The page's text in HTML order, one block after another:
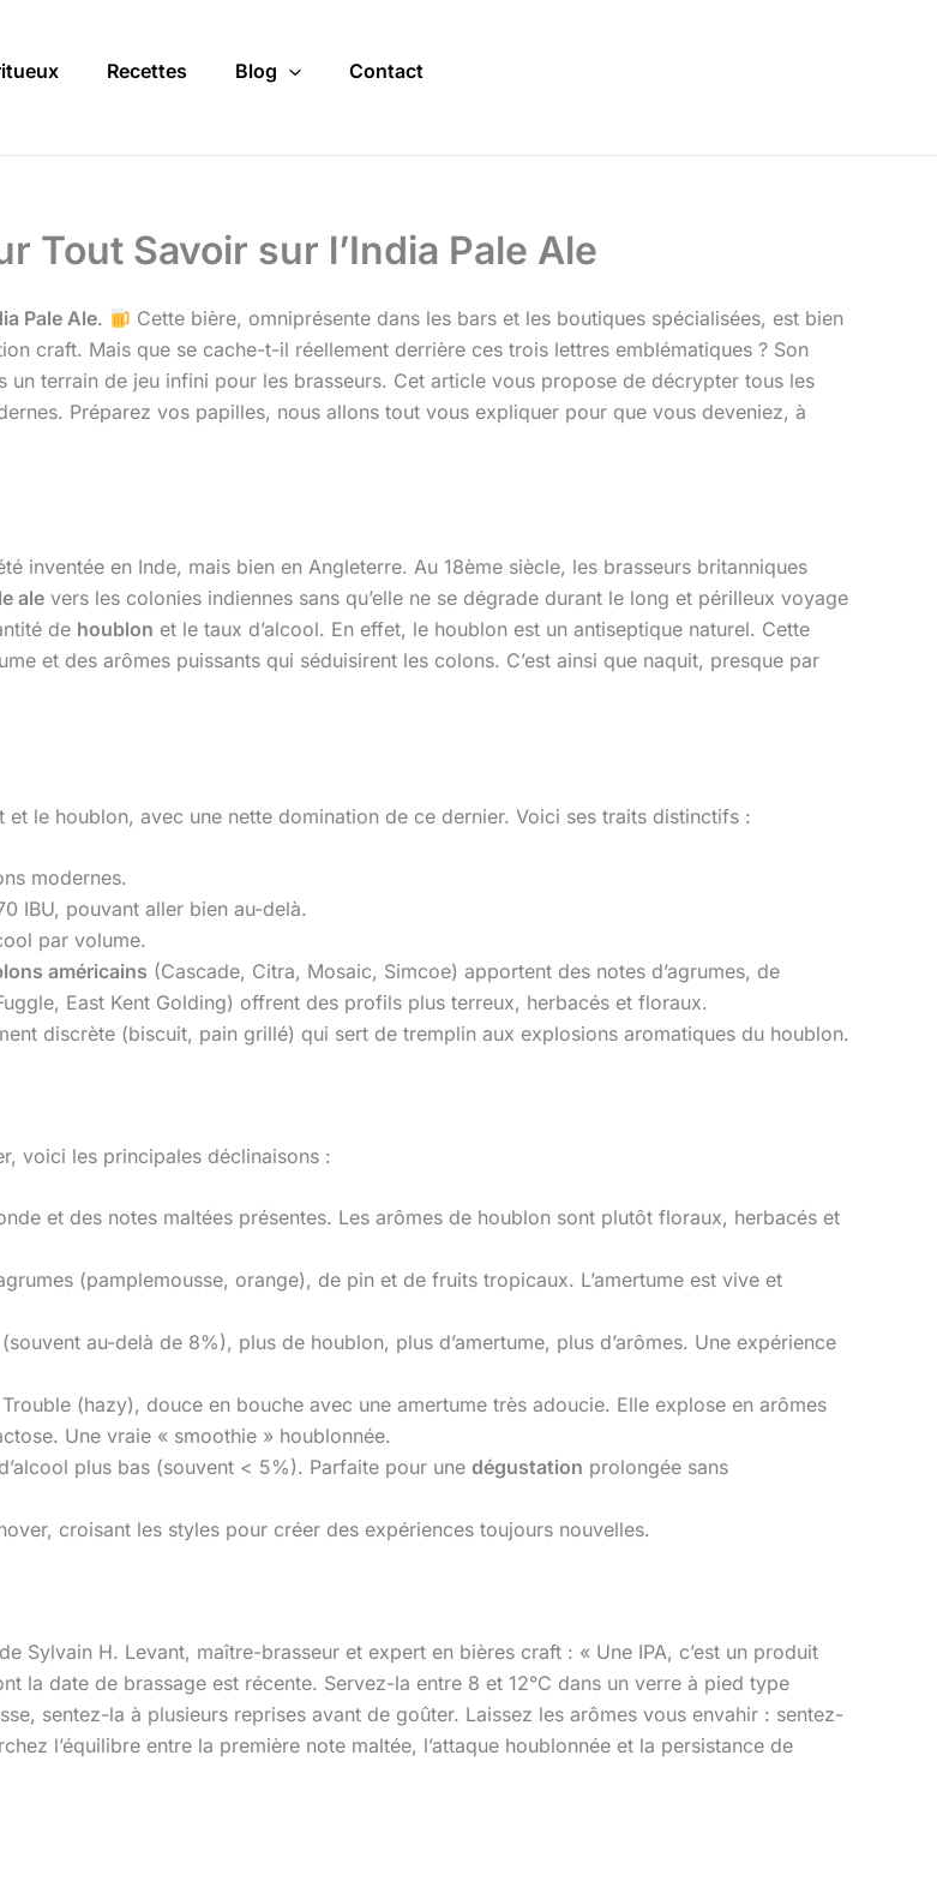
Recettes Blog Contact
Tout Savoir sur l’India Pale Ale
Pale Ale.
Cette bière, omniprésente dans les bars et les boutiques spécialisées, est bien
craft. Mais que se cache-t-il réellement derrière ces trois lettres emblématiques ? Son
terrain de jeu infini pour les brasseurs. Cet article vous propose de décrypter tous les
Préparez vos papilles, nous allons tout vous expliquer pour que vous deveniez, à
inventée en Inde, mais bien en Angleterre. Au 18ème siècle, les brasseurs britanniques
ale vers les colonies indiennes sans qu’elle ne se dégrade durant le long et périlleux voyage
de houblon et le taux d’alcool. En effet, le houblon est un antiseptique naturel. Cette
et des arômes puissants qui séduisirent les colons. C’est ainsi que naquit, presque par
le houblon, avec une nette domination de ce dernier. Voici ses traits distinctifs :
modernes.
IBU, pouvant aller bien au-delà.
par volume.
américains (Cascade, Citra, Mosaic, Simcoe) apportent des notes d’agrumes, de
East Kent Golding) offrent des profils plus terreux, herbacés et floraux.
discrète (biscuit, pain grillé) qui sert de tremplin aux explosions aromatiques du houblon.
voici les principales déclinaisons :
et des notes maltées présentes. Les arômes de houblon sont plutôt floraux, herbacés et
(pamplemousse, orange), de pin et de fruits tropicaux. L’amertume est vive et
au-delà de 8%), plus de houblon, plus d’amertume, plus d’arômes. Une expérience
(hazy), douce en bouche avec une amertume très adoucie. Elle explose en arômes
Une vraie « smoothie » houblonnée.
plus bas (souvent < 5%). Parfaite pour une dégustation prolongée sans
croisant les styles pour créer des expériences toujours nouvelles.
Sylvain H. Levant, maître-brasseur et expert en bières craft : « Une IPA, c’est un produit
la date de brassage est récente. Servez-la entre 8 et 12°C dans un verre à pied type
sentez-la à plusieurs reprises avant de goûter. Laissez les arômes vous envahir : sentez-
l’équilibre entre la première note maltée, l’attaque houblonnée et la persistance de